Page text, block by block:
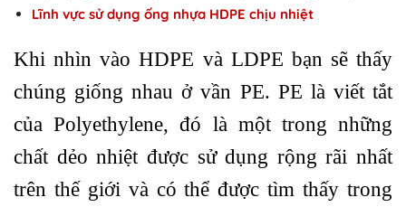
Lĩnh vực sử dụng ống nhựa HDPE chịu nhiệt
Khi nhìn vào HDPE và LDPE bạn sẽ thấy
chúng giống nhau ở vần PE. PE là viết tắt
của Polyethylene, đó là một trong những
chất dẻo nhiệt được sử dụng rộng rãi nhất
trên thế giới và có thể được tìm thấy trong